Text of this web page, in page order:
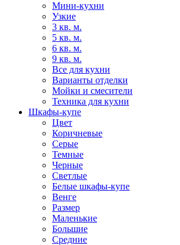
Мини-кухни
Узкие
3 кв. м.
5 кв. м.
6 кв. м.
9 кв. м.
Все для кухни
Варианты отделки
Мойки и смесители
Техника для кухни
Шкафы-купе
Цвет
Коричневые
Серые
Темные
Черные
Светлые
Белые шкафы-купе
Венге
Размер
Маленькие
Большие
Средние